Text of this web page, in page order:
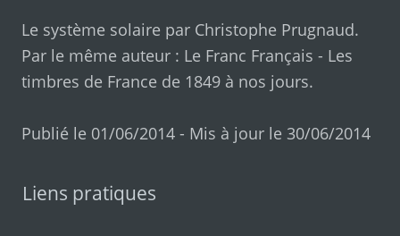
Le système solaire par Christophe Prugnaud.
Par le même auteur : Le Franc Français - Les
timbres de France de 1849 à nos jours.
Publié le 01/06/2014 - Mis à jour le 30/06/2014
Liens pratiques